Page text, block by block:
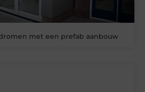
met een prefab aanbouw